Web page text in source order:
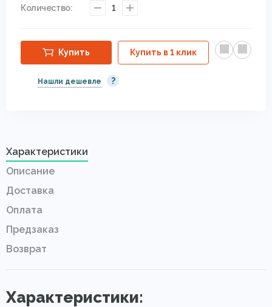
Количество: 1
Купить Купить в 1 клик
Нашли дешевле ?
Характеристики
Описание
Доставка
Оплата
Предзаказ
Возврат
Характеристики: